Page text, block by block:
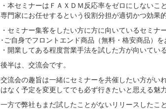
・本セミナーはＦＡＸＤＭ反応率をゼロにしない
専門家にお任せするという役割分担が適切かつ効果
・セミナー集客をしたい方に方に向いているセミナー
･ご自身でフロントエンド商品（無料・格安商品）を
・開業してある程度営業手法を試した方が向いてい
後半は、交流会です。
交流会の趣旨は一緒にセミナーを共催したい方がい
はなく予定を変更してでも必ず行きたいと思える魅
一方で弊社もまだ試したことがないリリースしたこ